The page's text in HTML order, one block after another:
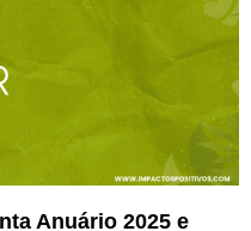
Anuário 2025 e